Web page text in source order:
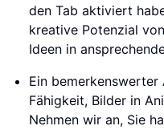
den Tab aktiviert
kreative Potenzial
Ideen in
Ein
Fähigkeit, Bilder in
Nehmen wir an, Sie